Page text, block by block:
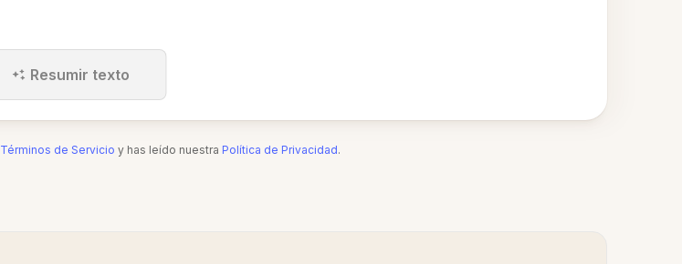
Resumir texto
Términos de Servicio y has leído nuestra Política de Privacidad.